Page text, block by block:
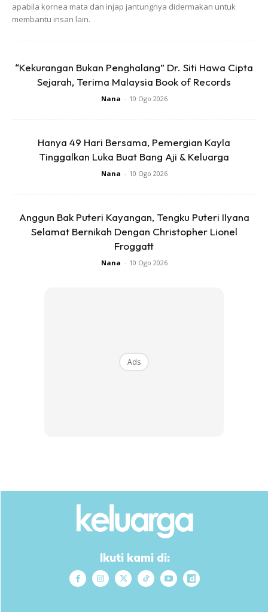
macam ini ke? Aku rasa baik makan kedai jimat,” katanya
apabila kornea mata dan injap jantungnya didermakan untuk
membantu insan lain.
“Kekurangan Bukan Penghalang” Dr. Siti Hawa Cipta
Sejarah, Terima Malaysia Book of Records
Nana - 10 Ogo 2026
Hanya 49 Hari Bersama, Pemergian Kayla
Tinggalkan Luka Buat Bang Aji & Keluarga
Nana - 10 Ogo 2026
Anggun Bak Puteri Kayangan, Tengku Puteri Ilyana
Selamat Bernikah Dengan Christopher Lionel
Froggatt
Nana - 10 Ogo 2026
Ads
Ikuti kami di: